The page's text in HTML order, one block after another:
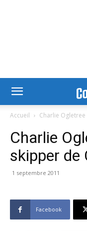
Accueil Charlie
Charlie
skipper de
1 septembre 2011
Facebook